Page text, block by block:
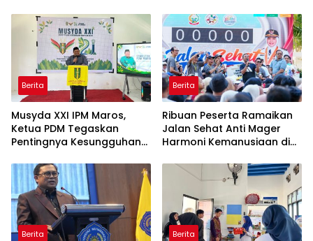
Taiwan
Berita
Musyda XXI IPM Maros,
Ketua PDM Tegaskan
Pentingnya Kesungguhan
Berita
Ribuan Peserta Ramaikan
Jalan Sehat Anti Mager
Harmoni Kemanusiaan di
Berita Berita